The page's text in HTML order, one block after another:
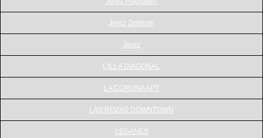
Jerez Zentrum
Jerez
L'ILLA DIAGONAL
LA CORUNA APT
LAS ROZAS DOWNTOWN
LEGANES